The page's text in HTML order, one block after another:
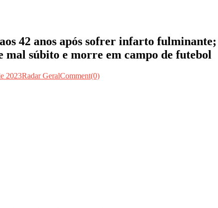
42 anos após sofrer infarto
mal súbito e morre em campo de futebol
2023Radar GeralComment(0)